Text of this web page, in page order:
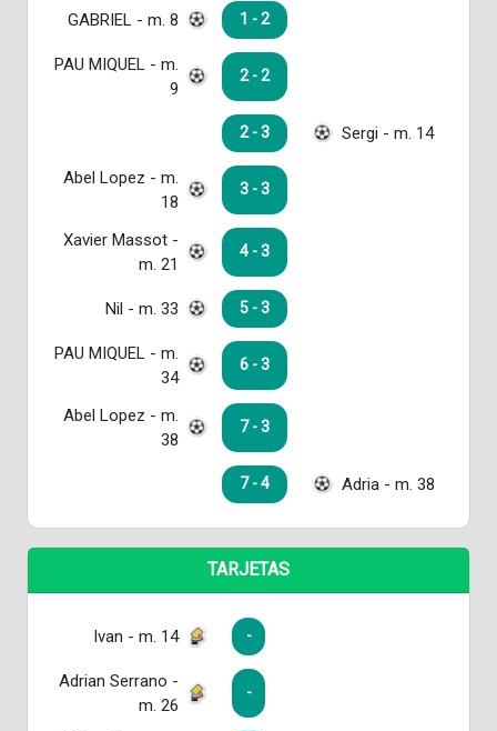
GABRIEL - m. 8 1 - 2
PAU MIQUEL - m.
9
2 - 2
2 - 3 Sergi - m. 14
Abel Lopez - m.
18
3 - 3
Xavier Massot -
m. 21
4 - 3
Nil - m. 33 5 - 3
PAU MIQUEL - m.
34
6 - 3
Abel Lopez - m.
38
7 - 3
7 - 4 Adria - m. 38
TARJETAS
Ivan - m. 14 -
Adrian Serrano -
m. 26
-